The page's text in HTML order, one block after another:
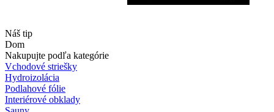
Náš tip
Dom
Nakupujte podľa kategórie
Vchodové striešky
Hydroizolácia
Podlahové fólie
Interiérové obklady